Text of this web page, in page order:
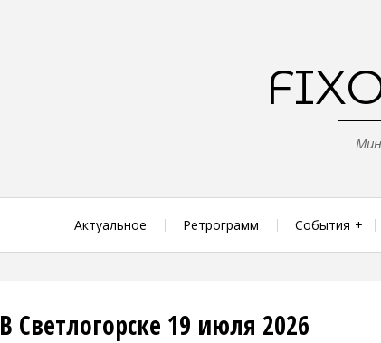
Актуальное Ретрограмм События
В Светлогорске 19 июля 2026